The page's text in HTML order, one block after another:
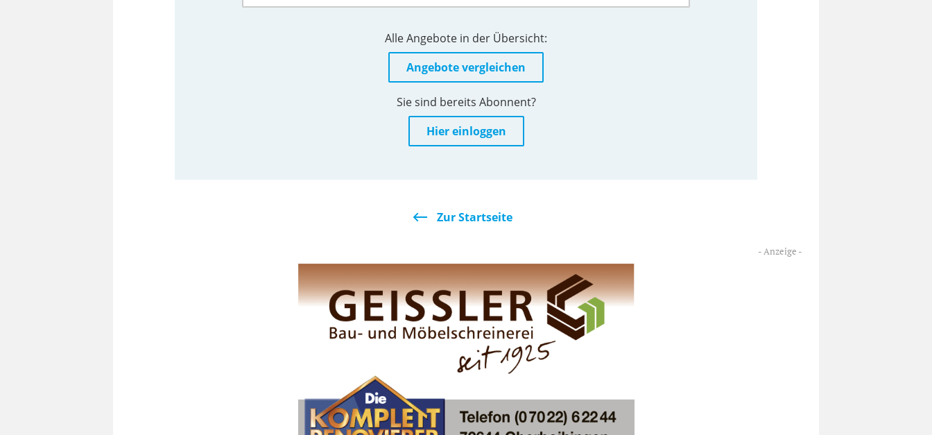
Alle Angebote in der Übersicht:
Angebote vergleichen
Sie sind bereits Abonnent?
Hier einloggen
Zur Startseite